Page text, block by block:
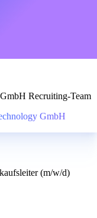
Recruiting-Team
GmbH
(m/w/d)